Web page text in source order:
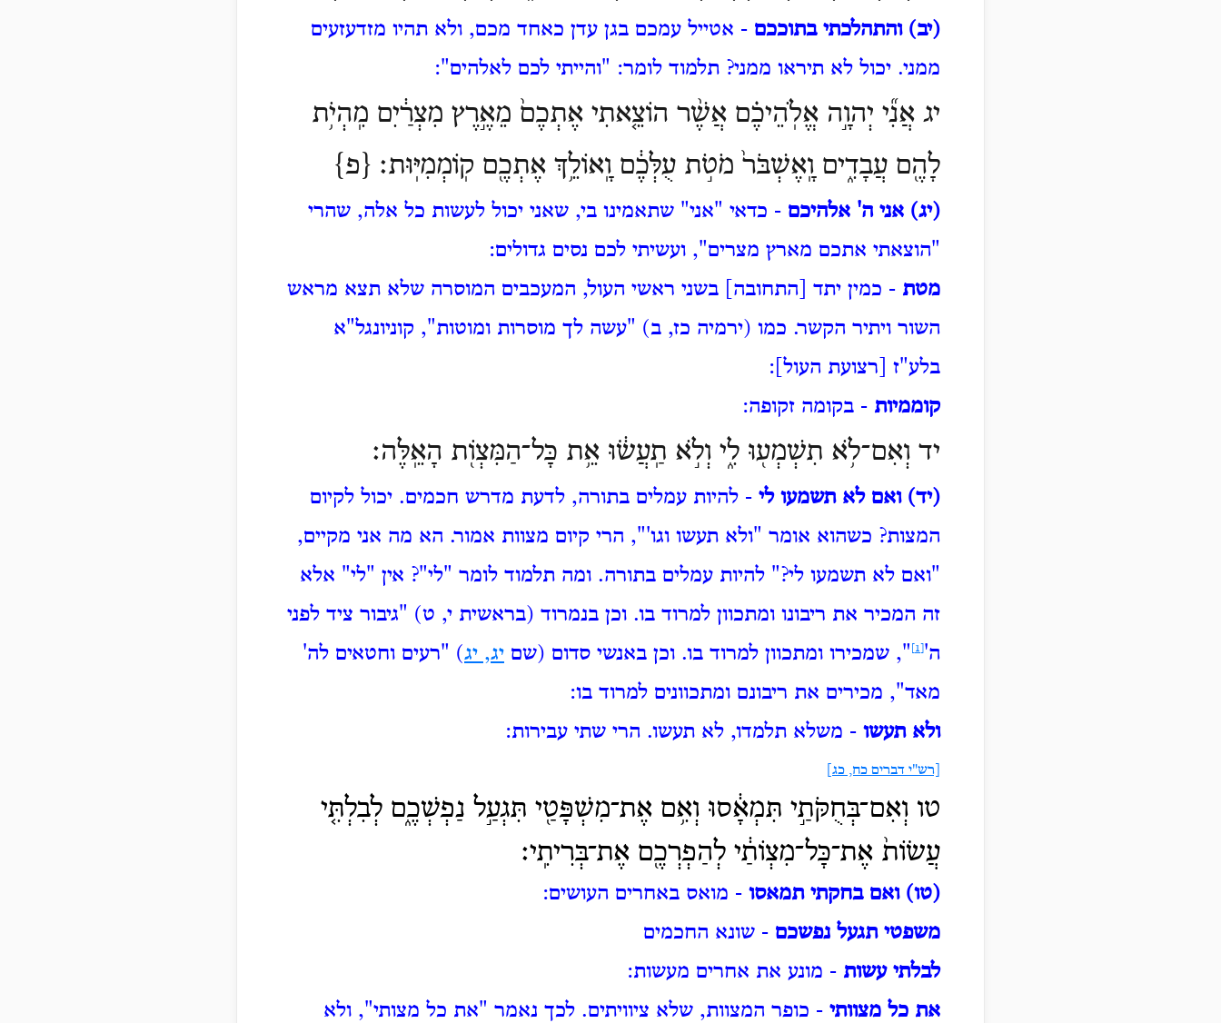
(יב) והתהלכתי בתוככם - אטייל עמכם בגן עדן כאחד מכם, ולא תהיו מזדעזעים
ממני. יכול לא תיראו ממני? תלמוד לומר: "והייתי לכם לאלהים":
יג אֲנִ֞י יְהוָ֣ה אֱלֹֽהֵיכֶ֗ם אֲשֶׁ֨ר הוֹצֵ֤אתִי אֶתְכֶם֙ מֵאֶ֣רֶץ מִצְרַ֔יִם מִֽהְיֹ֥ת
לָהֶ֖ם עֲבָדִ֑ים וָֽאֶשְׁבֹּר֙ מֹטֹ֣ת עֻלְּכֶ֔ם וָֽאוֹלֵ֥ךְ אֶתְכֶ֖ם קֽוֹמְמִיּֽוּת׃ {פ}
(יג) אני ה' אלהיכם - כדאי "אני" שתאמינו בי, שאני יכול לעשות כל אלה, שהרי
"הוצאתי אתכם מארץ מצרים", ועשיתי לכם נסים גדולים:
מטת - כמין יתד [התחובה] בשני ראשי העול, המעכבים המוסרה שלא תצא מראש
השור ויתיר הקשר. כמו (ירמיה כז, ב) "עשה לך מוסרות ומוטות", קוניונגל"א
בלע"ז [רצועת העול]:
קוממיות - בקומה זקופה:
יד וְאִם־לֹ֥א תִשְׁמְע֖וּ לִ֑י וְלֹ֣א תַֽעֲשׂ֔וּ אֵ֥ת כָּל־הַמִּצְו֖͏ֹת הָאֵֽלֶּה׃
(יד) ואם לא תשמעו לי - להיות עמלים בתורה, לדעת מדרש חכמים. יכול לקיום
המצות? כשהוא אומר "ולא תעשו וגו'", הרי קיום מצוות אמור. הא מה אני מקיים,
"ואם לא תשמעו לי?" להיות עמלים בתורה. ומה תלמוד לומר "לי"? אין "לי" אלא
זה המכיר את ריבונו ומתכוון למרוד בו. וכן בנמרוד (בראשית י, ט) "גיבור ציד לפני
ה'
", שמכירו ומתכוון למרוד בו. וכן באנשי סדום (שם יג, יג) "רעים וחטאים לה'
מאד", מכירים את ריבונם ומתכוונים למרוד בו:
ולא תעשו - משלא תלמדו, לא תעשו. הרי שתי עבירות:
[רש"י דברים כח, כג]
טו וְאִם־בְּחֻקֹּתַ֣י תִּמְאָ֔סוּ וְאִ֥ם אֶת־מִשְׁפָּטַ֖י תִּגְעַ֣ל נַפְשְׁכֶ֑ם לְבִלְתִּ֤י
עֲשׂוֹת֙ אֶת־כָּל־מִצְו͏ֹתַ֔י לְהַפְרְכֶ֖ם אֶת־בְּרִיתִֽי׃
(טו) ואם בחקתי תמאסו - מואס באחרים העושים:
משפטי תגעל נפשכם - שונא החכמים
לבלתי עשות - מונע את אחרים מעשות:
את כל מצוותי - כופר המצוות, שלא ציוויתים. לכך נאמר "את כל מצותי", ולא